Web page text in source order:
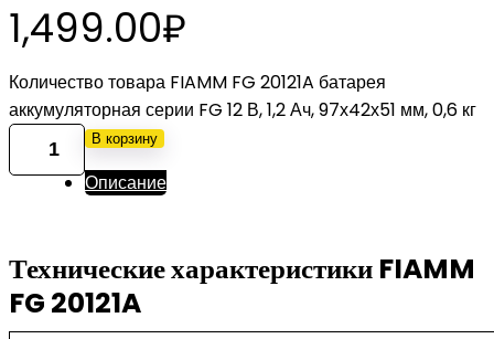
1,499.00₽
Количество товара FIAMM FG 20121A батарея
аккумуляторная серии FG 12 В, 1,2 Ач, 97х42х51 мм, 0,6 кг
В корзину
Описание
Технические характеристики FIAMM
FG 20121A